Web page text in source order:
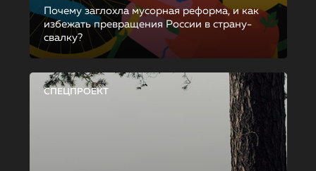
Почему заглохла мусорная реформа, и как
избежать превращения России в страну-
свалку?
СПЕЦПРОЕКТ